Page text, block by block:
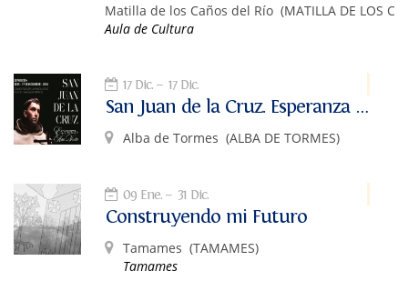
Matilla de los Caños del Río (MATILLA DE LOS
Aula de Cultura
17 Dic. 17 Dic.
San Juan de la Cruz. Esperanza de alto vuelo
Alba de Tormes (ALBA DE TORMES)
09 Ene. 31 Dic.
Construyendo mi Futuro
Tamames (TAMAMES)
Tamames